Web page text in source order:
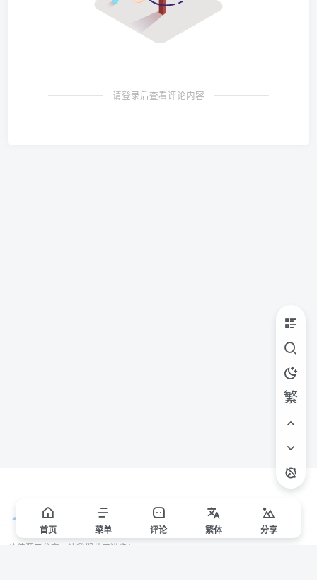
请登录后查看评论内容
繁
首页 菜单 评论 繁体 分享
价值源于分享，让我们共同进步！